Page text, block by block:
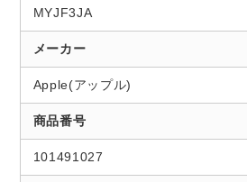
MYJF3JA
メーカー
Apple(アップル)
商品番号
101491027